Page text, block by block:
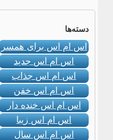
دسته‌ها
اس ام اس برای همسر
اس ام اس جدید
اس ام اس جذاب
اس ام اس خفن
اس ام اس خنده دار
اس ام اس زیبا
اس ام اس سال